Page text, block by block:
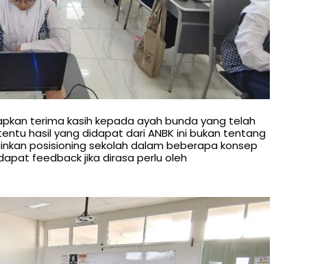
terima kasih kepada ayah bunda yang telah
hasil yang didapat dari ANBK ini bukan tentang
posisioning sekolah dalam beberapa konsep
feedback jika dirasa perlu oleh